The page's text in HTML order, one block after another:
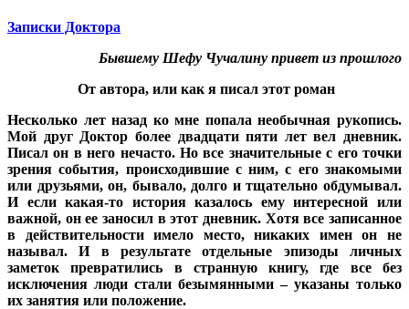
Записки Доктора
Бывшему Шефу Чучалину привет из прошлого
От автора, или как я писал этот роман
Несколько лет назад ко мне попала необычная рукопись.
Мой друг Доктор более двадцати пяти лет вел дневник.
Писал он в него нечасто. Но все значительные с его точки
зрения события, происходившие с ним, с его знакомыми
или друзьями, он, бывало, долго и тщательно обдумывал.
И если какая-то история казалось ему интересной или
важной, он ее заносил в этот дневник. Хотя все записанное
в действительности имело место, никаких имен он не
называл. И в результате отдельные эпизоды личных
заметок превратились в странную книгу, где все без
исключения люди стали безымянными – указаны только
их занятия или положение.